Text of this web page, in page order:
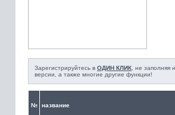
Зарегистрируйтесь в ОДИН КЛИК , не
версии, а также многие другие функции!
№ название